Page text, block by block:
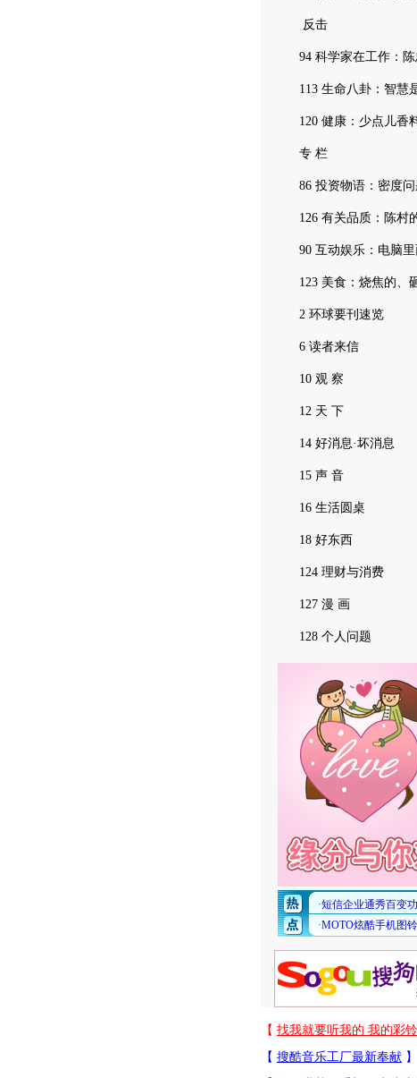
反击
94 科学家在工作：陈
113 生命八卦：智慧
120 健康：少点儿香
专 栏
86 投资物语：密度问
126 有关品质：陈村
90 互动娱乐：电脑里
123 美食：烧焦的、
2 环球要刊速览
6 读者来信
10 观 察
12 天 下
14 好消息·坏消息
15 声 音
16 生活圆桌
18 好东西
124 理财与消费
127 漫 画
128 个人问题